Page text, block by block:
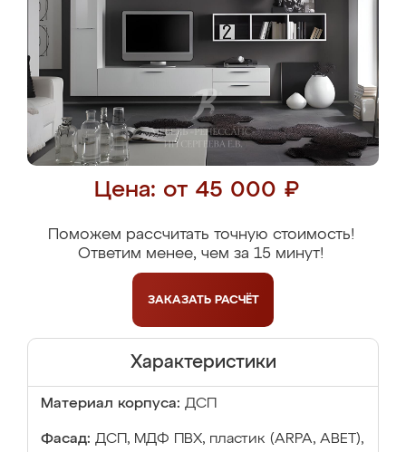
Цена: от 45 000 ₽
Поможем рассчитать точную стоимость!
Ответим менее, чем за 15 минут!
ЗАКАЗАТЬ РАСЧЁТ
Характеристики
Материал корпуса: ДСП
Фасад: ДСП, МДФ ПВХ, пластик (ARPA, ABET),